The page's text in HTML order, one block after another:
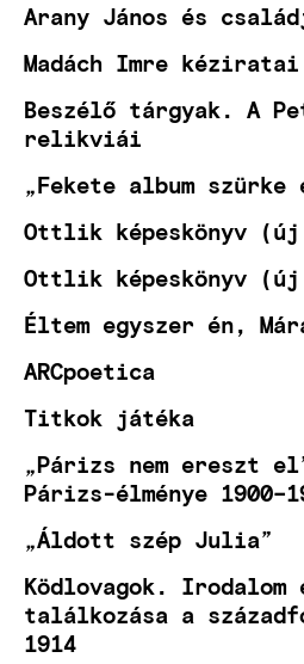
Arany János és
Madách Imre
Beszélő tárgyak. A
relikviái
„Fekete album szürke
Ottlik képeskönyv
Ottlik képeskönyv
Éltem egyszer én,
ARCpoetica
Titkok játéka
„Párizs nem ereszt
Párizs-élménye
„Áldott szép Julia”
Ködlovagok. Irodalom
találkozása a
1914